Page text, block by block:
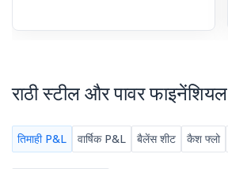
राठी स्टील और पावर फाइनेंशियल
तिमाही P&L वार्षिक P&L बैलेंस शीट कैश फ्लो